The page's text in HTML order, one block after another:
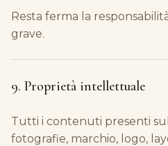
Resta ferma la
grave.
9. Proprietà intellettuale
Tutti i contenuti presenti
fotografie, marchio, logo,